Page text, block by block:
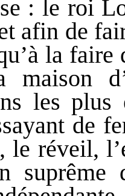
: le roi
afin de
la
maison
les
de
le réveil,
suprême